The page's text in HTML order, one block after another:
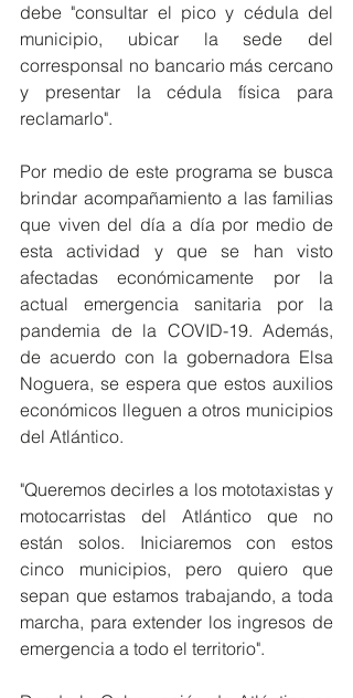
debe "consultar el pico y cédula del
municipio, ubicar la sede del
corresponsal no bancario más cercano
y presentar la cédula física para
reclamarlo".
Por medio de este programa se busca
brindar acompañamiento a las familias
que viven del día a día por medio de
esta actividad y que se han visto
afectadas económicamente por la
actual emergencia sanitaria por la
pandemia de la COVID-19. Además,
de acuerdo con la gobernadora Elsa
Noguera, se espera que estos auxilios
económicos lleguen a otros municipios
del Atlántico.
"Queremos decirles a los mototaxistas y
motocarristas del Atlántico que no
están solos. Iniciaremos con estos
cinco municipios, pero quiero que
sepan que estamos trabajando, a toda
marcha, para extender los ingresos de
emergencia a todo el territorio".